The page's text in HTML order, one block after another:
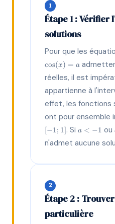
1
Étape 1 : Vérifier
solutions
Pour que les
cos(x) = a
réelles, il est
appartienne à
effet, les fonctions
ont pour ensemble
[−1; 1]. Si a
-1
a < −1 ou
n'admet aucune
2
Étape 2 :
particulière